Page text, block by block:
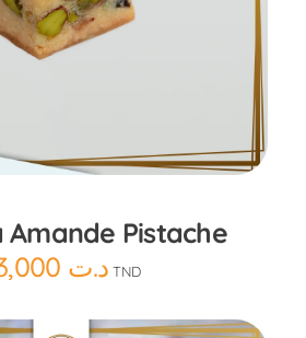
Amande Pistache
د.ت TND